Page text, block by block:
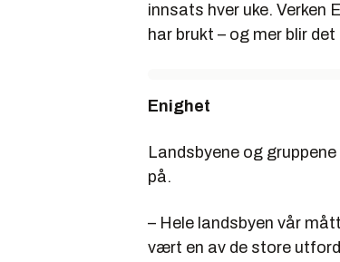
innsats hver uke. Verken
har brukt – og mer blir
Enighet
Landsbyene og
på.
– Hele landsbyen vår
vært en av de store